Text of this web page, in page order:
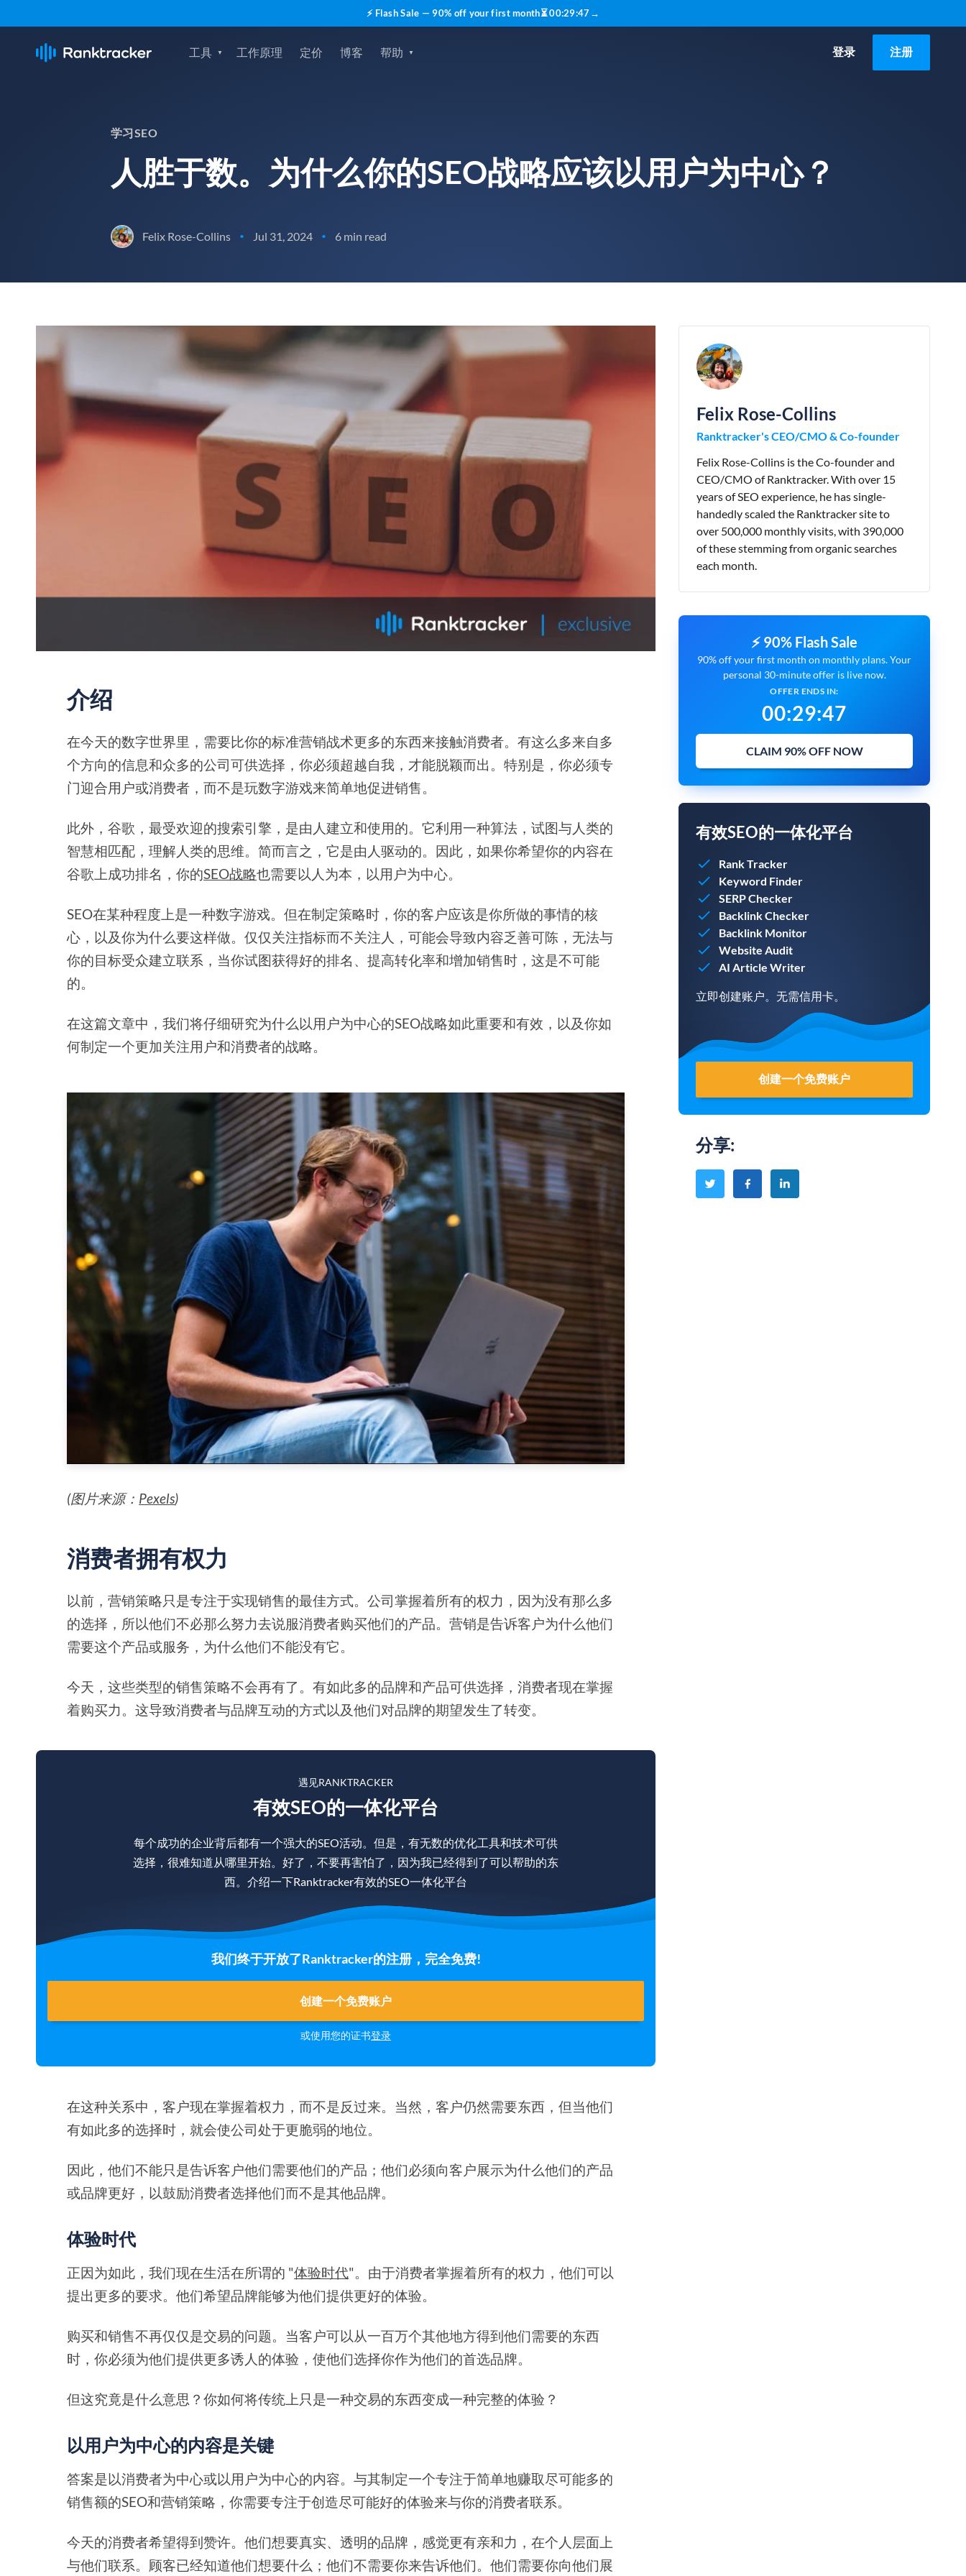
⚡ Flash Sale — 90% off your first month⏳00:29:45→
工具 工作原理 定价 博客 帮助 登录 注册
学习SEO
人胜于数。为什么你的SEO战略应该以用户为中心？
Felix Rose-Collins • Jul 31, 2024 • 6 min read
介绍
在今天的数字世界里，需要比你的标准营销战术更多的东西来接触消费者。有这么多来自多
个方向的信息和众多的公司可供选择，你必须超越自我，才能脱颖而出。特别是，你必须专
门迎合用户或消费者，而不是玩数字游戏来简单地促进销售。
此外，谷歌，最受欢迎的搜索引擎，是由人建立和使用的。它利用一种算法，试图与人类的
智慧相匹配，理解人类的思维。简而言之，它是由人驱动的。因此，如果你希望你的内容在
谷歌上成功排名，你的SEO战略也需要以人为本，以用户为中心。
SEO在某种程度上是一种数字游戏。但在制定策略时，你的客户应该是你所做的事情的核
心，以及你为什么要这样做。仅仅关注指标而不关注人，可能会导致内容乏善可陈，无法与
你的目标受众建立联系，当你试图获得好的排名、提高转化率和增加销售时，这是不可能
的。
在这篇文章中，我们将仔细研究为什么以用户为中心的SEO战略如此重要和有效，以及你如
何制定一个更加关注用户和消费者的战略。
(图片来源： Pexels)
消费者拥有权力
以前，营销策略只是专注于实现销售的最佳方式。公司掌握着所有的权力，因为没有那么多
的选择，所以他们不必那么努力去说服消费者购买他们的产品。营销是告诉客户为什么他们
需要这个产品或服务，为什么他们不能没有它。
今天，这些类型的销售策略不会再有了。有如此多的品牌和产品可供选择，消费者现在掌握
着购买力。这导致消费者与品牌互动的方式以及他们对品牌的期望发生了转变。
遇见RANKTRACKER
有效SEO的一体化平台
每个成功的企业背后都有一个强大的SEO活动。但是，有无数的优化工具和技术可供
选择，很难知道从哪里开始。好了，不要再害怕了，因为我已经得到了可以帮助的东
西。介绍一下Ranktracker有效的SEO一体化平台
我们终于开放了Ranktracker的注册，完全免费!
创建一个免费账户
或使用您的证书登录
在这种关系中，客户现在掌握着权力，而不是反过来。当然，客户仍然需要东西，但当他们
有如此多的选择时，就会使公司处于更脆弱的地位。
因此，他们不能只是告诉客户他们需要他们的产品；他们必须向客户展示为什么他们的产品
或品牌更好，以鼓励消费者选择他们而不是其他品牌。
体验时代
正因为如此，我们现在生活在所谓的 "体验时代"。由于消费者掌握着所有的权力，他们可以
提出更多的要求。他们希望品牌能够为他们提供更好的体验。
购买和销售不再仅仅是交易的问题。当客户可以从一百万个其他地方得到他们需要的东西
时，你必须为他们提供更多诱人的体验，使他们选择你作为他们的首选品牌。
但这究竟是什么意思？你如何将传统上只是一种交易的东西变成一种完整的体验？
以用户为中心的内容是关键
答案是以消费者为中心或以用户为中心的内容。与其制定一个专注于简单地赚取尽可能多的
销售额的SEO和营销策略，你需要专注于创造尽可能好的体验来与你的消费者联系。
今天的消费者希望得到赞许。他们想要真实、透明的品牌，感觉更有亲和力，在个人层面上
与他们联系。顾客已经知道他们想要什么；他们不需要你来告诉他们。他们需要你向他们展
Felix Rose-Collins
Ranktracker's CEO/CMO & Co-founder
Felix Rose-Collins is the Co-founder and
CEO/CMO of Ranktracker. With over 15
years of SEO experience, he has single-
handedly scaled the Ranktracker site to
over 500,000 monthly visits, with 390,000
of these stemming from organic searches
each month.
⚡ 90% Flash Sale
90% off your first month on monthly plans. Your
personal 30-minute offer is live now.
OFFER ENDS IN:
00:29:45
CLAIM 90% OFF NOW
有效SEO的一体化平台
Rank Tracker
Keyword Finder
SERP Checker
Backlink Checker
Backlink Monitor
Website Audit
AI Article Writer
立即创建账户。无需信用卡。
创建一个免费账户
分享: